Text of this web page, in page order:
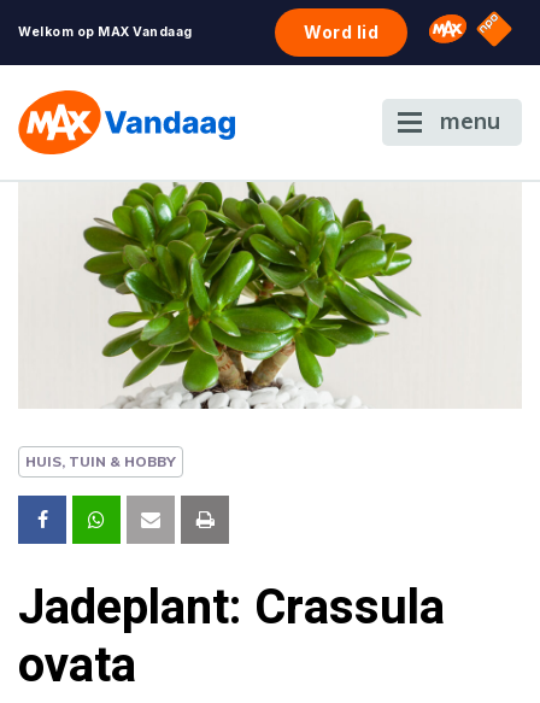
Welkom op MAX Vandaag Word lid Omroep
NPO
menu
HUIS, TUIN & HOBBY
Jadeplant: Crassula
ovata